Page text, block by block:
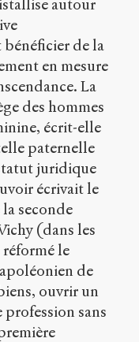
autour
bénéficier de la
en mesure
La
des hommes
écrit-elle
paternelle
juridique
écrivait le
seconde
(dans les
réformé le
de
ouvrir un
sans